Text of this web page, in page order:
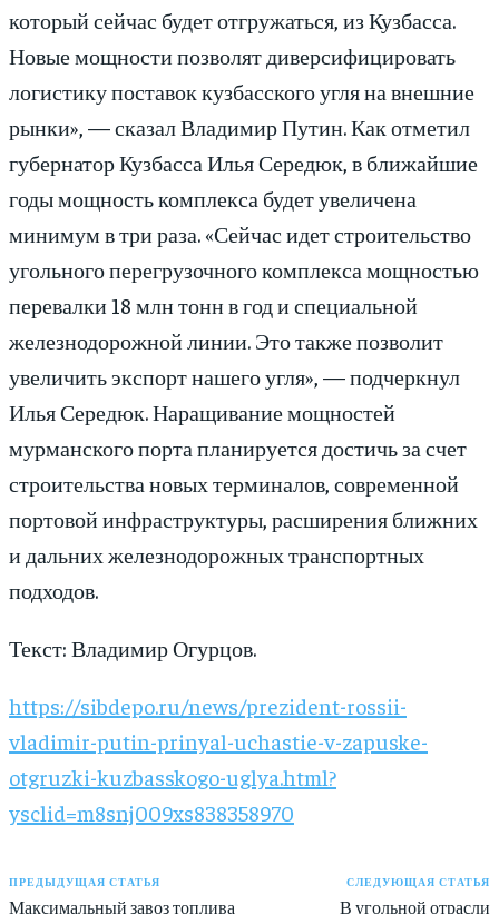
который сейчас будет отгружаться, из Кузбасса.
Новые мощности позволят диверсифицировать
логистику поставок кузбасского угля на внешние
рынки», — сказал Владимир Путин. Как отметил
губернатор Кузбасса Илья Середюк, в ближайшие
годы мощность комплекса будет увеличена
минимум в три раза. «Сейчас идет строительство
угольного перегрузочного комплекса мощностью
перевалки 18 млн тонн в год и специальной
железнодорожной линии. Это также позволит
увеличить экспорт нашего угля», — подчеркнул
Илья Середюк. Наращивание мощностей
мурманского порта планируется достичь за счет
строительства новых терминалов, современной
портовой инфраструктуры, расширения ближних
и дальних железнодорожных транспортных
подходов.
Текст: Владимир Огурцов.
https://sibdepo.ru/news/prezident-rossii-
vladimir-putin-prinyal-uchastie-v-zapuske-
otgruzki-kuzbasskogo-uglya.html?
ysclid=m8snj009xs838358970
ПРЕДЫДУЩАЯ СТАТЬЯ
Максимальный завоз топлива
СЛЕДУЮЩАЯ СТАТЬЯ
В угольной отрасли